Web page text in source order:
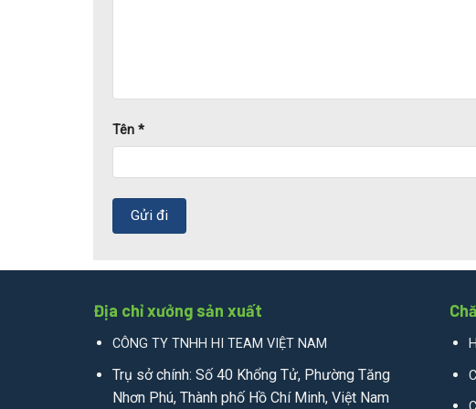
Tên *
Địa chỉ xưởng sản xuất
CÔNG TY TNHH HI TEAM VIỆT NAM
Trụ sở chính: Số 40 Khổng Tử, Phường Tăng
Nhơn Phú, Thành phố Hồ Chí Minh, Việt Nam